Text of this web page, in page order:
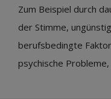
Zum Beispiel durch
der Stimme,
berufsbedingte
psychische